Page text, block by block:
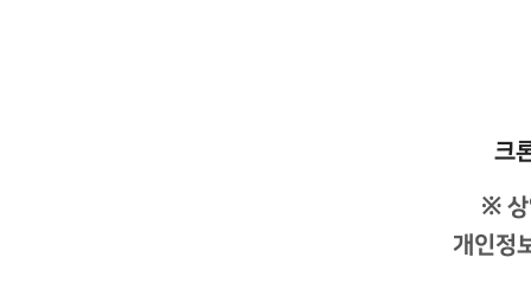
크
※ 상
개인정